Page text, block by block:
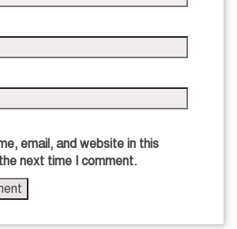
email, and website in this
next time I comment.